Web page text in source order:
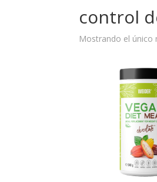
control
Mostrando el único